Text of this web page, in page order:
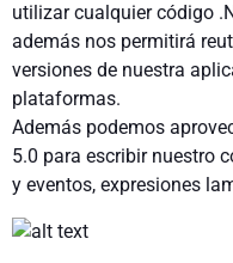
utilizar cualquier código
además nos permitirá
versiones de nuestra
plataformas.
Además podemos
5.0 para escribir nuestro
y eventos, expresiones